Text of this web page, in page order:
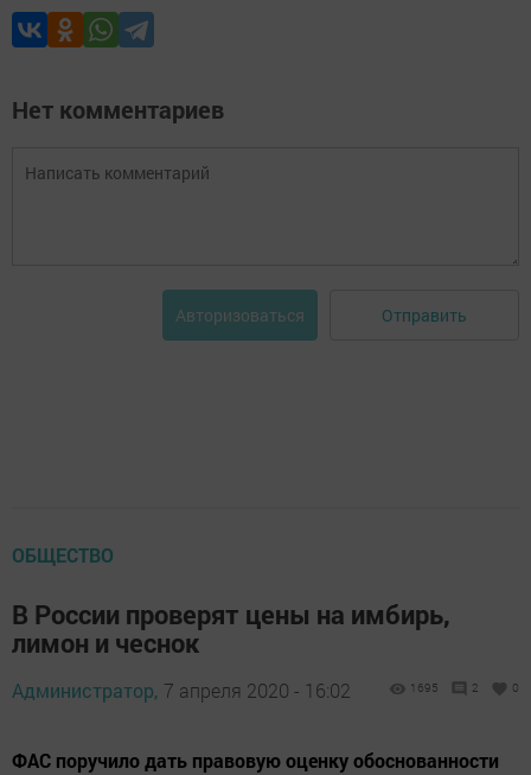
Нет комментариев
Авторизоваться Отправить
ОБЩЕСТВО
В России проверят цены на имбирь,
лимон и чеснок
Администратор, 7 апреля 2020 - 16:02 1695 2 0
ФАС поручило дать правовую оценку обоснованности